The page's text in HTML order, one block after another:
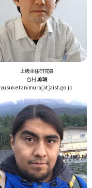
上級主任研究員
谷村 勇輔
yusuke.tanimura[at]aist.go.jp